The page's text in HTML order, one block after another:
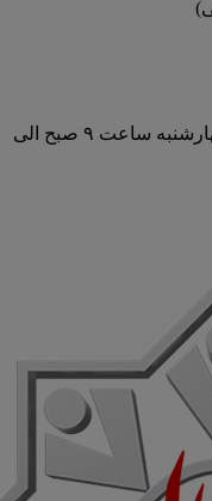
شنبه تا چهارشنبه ساعت ۹ صبح الی